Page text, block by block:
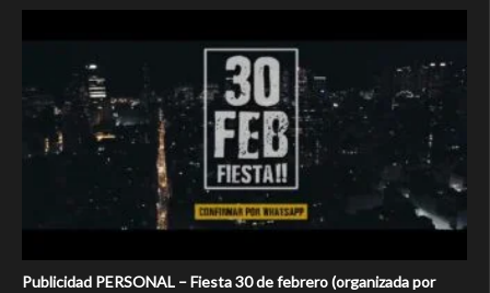
Publicidad PERSONAL – Fiesta 30 de febrero (organizada por